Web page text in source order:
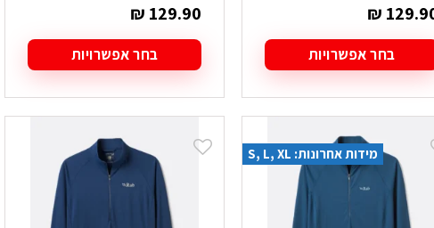
₪
בחר אפשרויות
למוצר
סוגים.
לבחור
₪ 129.90
בחר אפשרויות
למוצר
זה
יש
מספר
סוגים.
לבחור
מידות אחרונות: S, L, XL